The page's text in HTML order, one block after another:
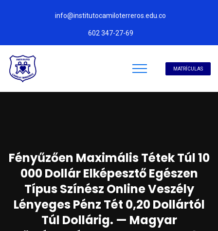
info@institutocamiloterreros.edu.co
602 347-27-69
MATRÍCULAS
Fényűzően Maximális Tétek Túl 10
000 Dollár Elképesztő Egészen
Típus Színész Online Veszély
Lényeges Pénz Tét 0,20 Dollártól
Túl Dollárig. — Magyar